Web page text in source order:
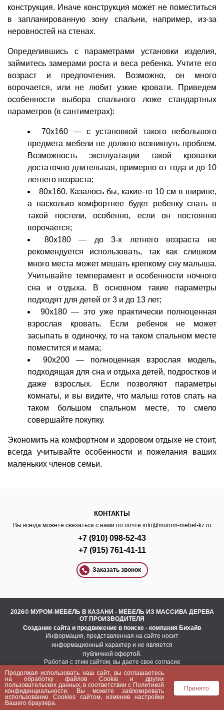
конструкция. Иначе конструкция может не поместиться
в запланированную зону спальни, например, из-за
неровностей на стенах.
Определившись с параметрами установки изделия,
займитесь замерами роста и веса ребенка. Учтите его
возраст и предпочтения. Возможно, он много
ворочается, или не любит узкие кровати. Приведем
особенности выбора спального ложе стандартных
параметров (в сантиметрах):
70х160 — с установкой такого небольшого
предмета мебели не должно возникнуть проблем.
Возможность эксплуатации такой кроватки
достаточно длительная, примерно от года и до 10
летнего возраста;
80х160. Казалось бы, какие-то 10 см в ширине,
а насколько комфортнее будет ребенку спать в
такой постели, особенно, если он постоянно
ворочается;
80х180 — до 3-х летнего возраста не
рекомендуется использовать, так как слишком
много места может мешать крепкому сну малыша.
Учитывайте темперамент и особенности ночного
сна и отдыха. В основном такие параметры
подходят для детей от 3 и до 13 лет;
90х180 — это уже практически полноценная
взрослая кровать. Если ребенок не может
засыпать в одиночку, то на таком спальном месте
поместится и мама;
90х200 — полноценная взрослая модель,
подходящая для сна и отдыха детей, подростков и
даже взрослых. Если позволяют параметры
комнаты, и вы видите, что малыш готов спать на
таком большом спальном месте, то смело
совершайте покупку.
Экономить на комфортном и здоровом отдыхе не стоит,
всегда учитывайте особенности и пожелания ваших
маленьких членов семьи.
КОНТАКТЫ
Вы всегда можете связаться с нами по почте info@murom-mebel-kz.ru
+7 (910) 098-52-43
+7 (915) 761-41-11
Заказать звонок
2026© МУРОМ-МЕБЕЛЬ В КАЗАНИ - МЕБЕЛЬ ИЗ МАССИВА ДЕРЕВА
ОТ ПРОИЗВОДИТЕЛЯ
Создание сайта и продвижение в поиске - компания Бихайв
Информация, представленная на сайте носит
информационный характер и не является
публичной офертой.
Работая с этим сайтом, вы даете свое согласие
на использование файлов cookie.
Это необходимо для нормального
функционирования сайта и анализа трафика.
Политика конфиденциальности
Пользовательское соглашение
Продолжая использовать наш сайт, вы соглашаетесь
на обработку файлов Сookie и других
пользовательских данных, в соответствии с Политикой
конфиденциальности . Вы можете заблокировать
использование Cookies сайтом, изменив настройки
Вашего браузера.
Принято